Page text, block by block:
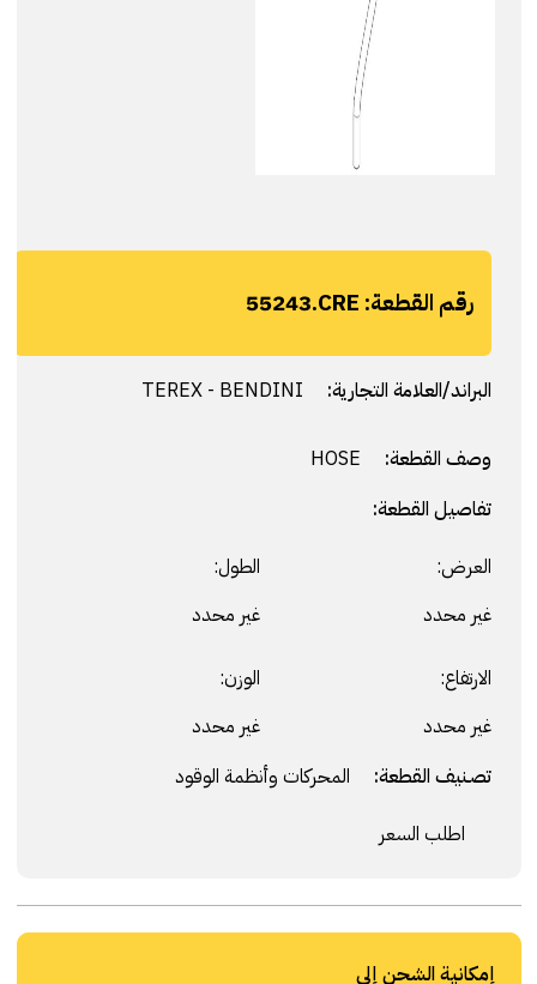
رقم القطعة: 55243.CRE
البراند/العلامة التجارية:
وصف القطعة:
تفاصيل القطعة:
العرض:
غير محدد
الطول:
غير محدد
الارتفاع:
غير محدد
الوزن:
غير محدد
تصنيف القطعة: المحركات وأنظمة الوقود
اطلب السعر
إمكانية الشحن إلى